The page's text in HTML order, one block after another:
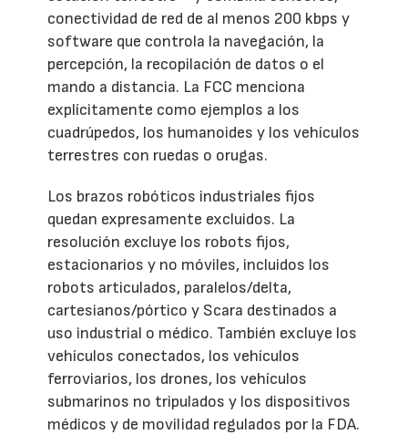
conectividad de red de al menos 200 kbps y
software que controla la navegación, la
percepción, la recopilación de datos o el
mando a distancia. La FCC menciona
explícitamente como ejemplos a los
cuadrúpedos, los humanoides y los vehículos
terrestres con ruedas o orugas.
Los brazos robóticos industriales fijos
quedan expresamente excluidos. La
resolución excluye los robots fijos,
estacionarios y no móviles, incluidos los
robots articulados, paralelos/delta,
cartesianos/pórtico y Scara destinados a
uso industrial o médico. También excluye los
vehículos conectados, los vehículos
ferroviarios, los drones, los vehículos
submarinos no tripulados y los dispositivos
médicos y de movilidad regulados por la FDA.